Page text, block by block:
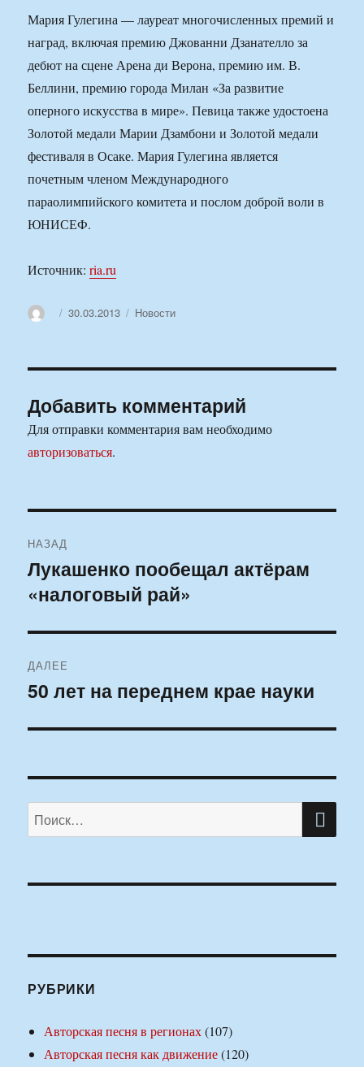
Мария Гулегина — лауреат многочисленных премий и
наград, включая премию Джованни Дзанателло за
дебют на сцене Арена ди Верона, премию им. В.
Беллини, премию города Милан «За развитие
оперного искусства в мире». Певица также удостоена
Золотой медали Марии Дзамбони и Золотой медали
фестиваля в Осаке. Мария Гулегина является
почетным членом Международного
параолимпийского комитета и послом доброй воли в
ЮНИСЕФ.
Источник:ria.ru
АвторОпубликовано
30.03.2013 Рубрики
Новости
Добавить комментарий
Для отправки комментария вам необходимо
авторизоваться.
по
записям
НАЗАД
Предыдущая
запись:
Лукашенко пообещал актёрам
«налоговый рай»
ДАЛЕЕ
Следующая
50 лет на переднем крае науки
Искать:
РУБРИКИ
Авторская песня в регионах(107)
Авторская песня как движение(120)